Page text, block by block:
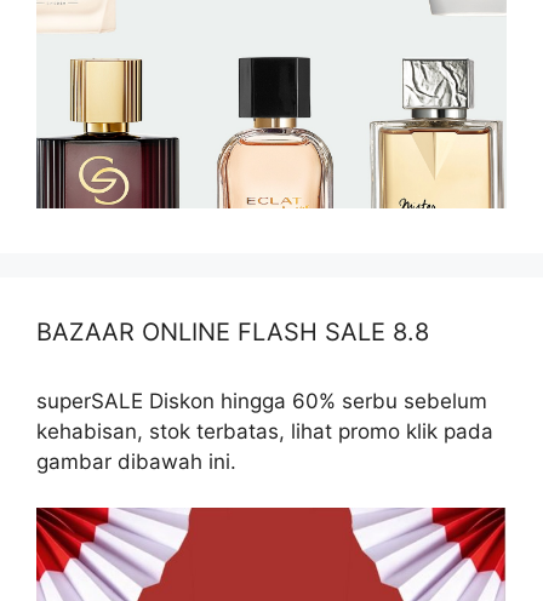
BAZAAR ONLINE FLASH SALE 8.8
superSALE Diskon hingga 60% serbu sebelum
kehabisan, stok terbatas, lihat promo klik pada
gambar dibawah ini.